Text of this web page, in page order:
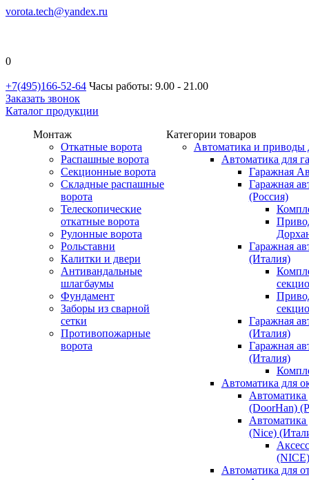
vorota.tech@yandex.ru
0
+7(495)166-52-64 Часы работы: 9.00 - 21.00
Заказать звонок
Каталог продукции
Монтаж
Откатные ворота
Распашные ворота
Секционные ворота
Складные распашные
ворота
Телескопические
откатные ворота
Рулонные ворота
Рольставни
Калитки и двери
Антивандальные
шлагбаумы
Фундамент
Заборы из сварной
сетки
Противопожарные
ворота
Категории товаров
Автоматика и приводы
Автоматика для
Гаражная
Гаражная
(Россия)
Гаражная
(Италия)
Гаражная
(Италия)
Гаражная
(Италия)
Автоматика для
Автоматика
(DoorHan)
Автоматика
(Nice)
(NICE)
Автоматика для